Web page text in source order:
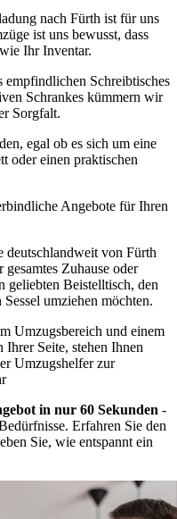
nach Fürth ist für uns
ist uns bewusst, dass
Ihr Inventar.
empfindlichen Schreibtisches
Schrankes kümmern wir
Sorgfalt.
egal ob es sich um eine
oder einen praktischen
Angebote für Ihren
deutschlandweit von Fürth
Zuhause oder
geliebten Beistelltisch, den
umziehen möchten.
Umzugsbereich und einem
Ihrer Seite, stehen Ihnen
Umzugshelfer zur
in nur 60 Sekunden -
Erfahren Sie den
Sie, wie entspannt ein